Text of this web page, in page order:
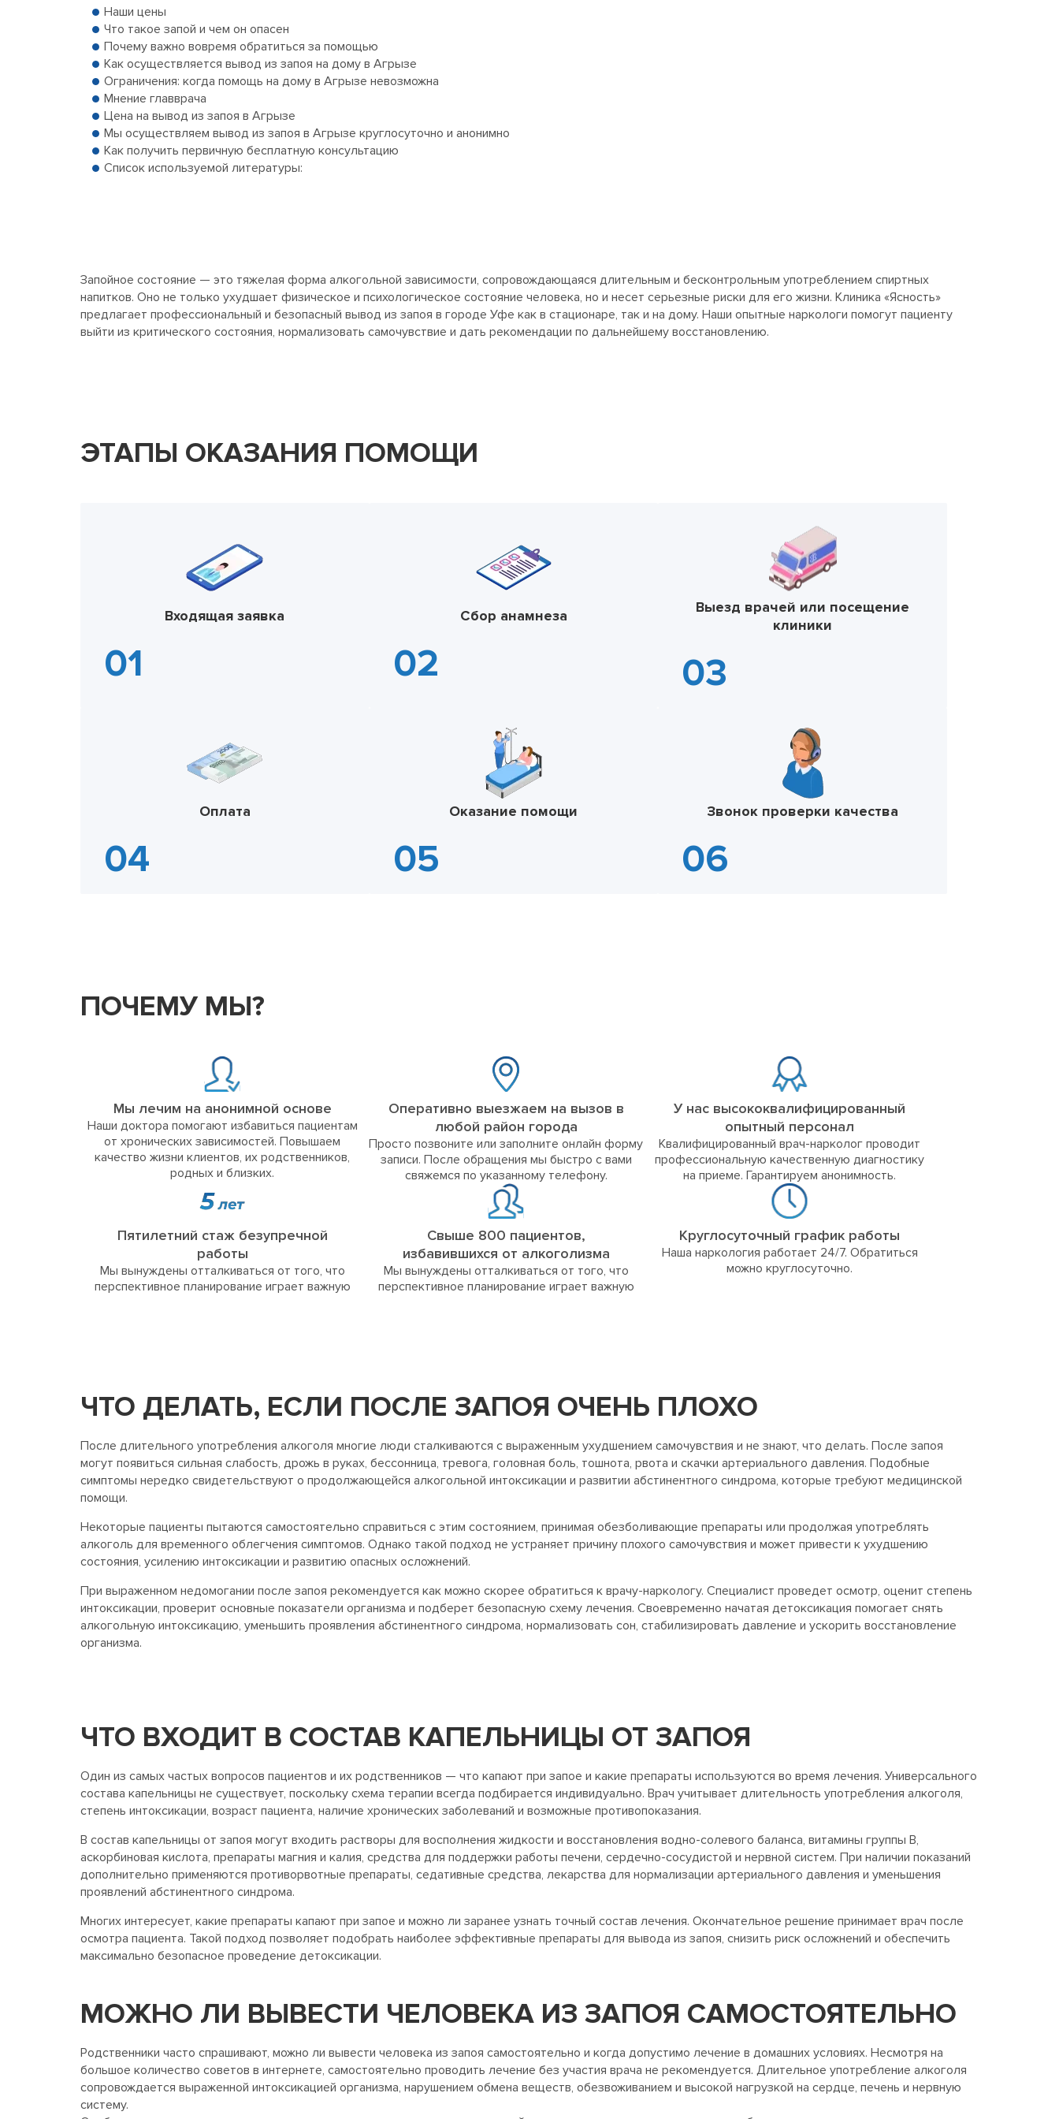
Наши цены
Что такое запой и чем он опасен
Почему важно вовремя обратиться за помощью
Как осуществляется вывод из запоя на дому в Агрызе
Ограничения: когда помощь на дому в Агрызе невозможна
Мнение главврача
Цена на вывод из запоя в Агрызе
Мы осуществляем вывод из запоя в Агрызе круглосуточно и анонимно
Как получить первичную бесплатную консультацию
Список используемой литературы:
Запойное состояние — это тяжелая форма алкогольной зависимости, сопровождающаяся длительным и бесконтрольным употреблением спиртных
напитков. Оно не только ухудшает физическое и психологическое состояние человека, но и несет серьезные риски для его жизни. Клиника «Ясность»
предлагает профессиональный и безопасный вывод из запоя в городе Уфе как в стационаре, так и на дому. Наши опытные наркологи помогут пациенту
выйти из критического состояния, нормализовать самочувствие и дать рекомендации по дальнейшему восстановлению.
ЭТАПЫ ОКАЗАНИЯ ПОМОЩИ
Входящая заявка Сбор анамнеза
Выезд врачей или посещение
клиники
Оплата Оказание помощи Звонок проверки качества
ПОЧЕМУ МЫ?
Мы лечим на анонимной основе
Наши доктора помогают избавиться пациентам
от хронических зависимостей. Повышаем
качество жизни клиентов, их родственников,
родных и близких.
Оперативно выезжаем на вызов в
любой район города
Просто позвоните или заполните онлайн форму
записи. После обращения мы быстро с вами
свяжемся по указанному телефону.
У нас высококвалифицированный
опытный персонал
Квалифицированный врач-нарколог проводит
профессиональную качественную диагностику
на приеме. Гарантируем анонимность.
Пятилетний стаж безупречной
работы
Мы вынуждены отталкиваться от того, что
перспективное планирование играет важную
Свыше 800 пациентов,
избавившихся от алкоголизма
Мы вынуждены отталкиваться от того, что
перспективное планирование играет важную
Круглосуточный график работы
Наша наркология работает 24/7. Обратиться
можно круглосуточно.
ЧТО ДЕЛАТЬ, ЕСЛИ ПОСЛЕ ЗАПОЯ ОЧЕНЬ ПЛОХО
После длительного употребления алкоголя многие люди сталкиваются с выраженным ухудшением самочувствия и не знают, что делать. После запоя
могут появиться сильная слабость, дрожь в руках, бессонница, тревога, головная боль, тошнота, рвота и скачки артериального давления. Подобные
симптомы нередко свидетельствуют о продолжающейся алкогольной интоксикации и развитии абстинентного синдрома, которые требуют медицинской
помощи.
Некоторые пациенты пытаются самостоятельно справиться с этим состоянием, принимая обезболивающие препараты или продолжая употреблять
алкоголь для временного облегчения симптомов. Однако такой подход не устраняет причину плохого самочувствия и может привести к ухудшению
состояния, усилению интоксикации и развитию опасных осложнений.
При выраженном недомогании после запоя рекомендуется как можно скорее обратиться к врачу-наркологу. Специалист проведет осмотр, оценит степень
интоксикации, проверит основные показатели организма и подберет безопасную схему лечения. Своевременно начатая детоксикация помогает снять
алкогольную интоксикацию, уменьшить проявления абстинентного синдрома, нормализовать сон, стабилизировать давление и ускорить восстановление
организма.
ЧТО ВХОДИТ В СОСТАВ КАПЕЛЬНИЦЫ ОТ ЗАПОЯ
Один из самых частых вопросов пациентов и их родственников — что капают при запое и какие препараты используются во время лечения. Универсального
состава капельницы не существует, поскольку схема терапии всегда подбирается индивидуально. Врач учитывает длительность употребления алкоголя,
степень интоксикации, возраст пациента, наличие хронических заболеваний и возможные противопоказания.
В состав капельницы от запоя могут входить растворы для восполнения жидкости и восстановления водно-солевого баланса, витамины группы B,
аскорбиновая кислота, препараты магния и калия, средства для поддержки работы печени, сердечно-сосудистой и нервной систем. При наличии показаний
дополнительно применяются противорвотные препараты, седативные средства, лекарства для нормализации артериального давления и уменьшения
проявлений абстинентного синдрома.
Многих интересует, какие препараты капают при запое и можно ли заранее узнать точный состав лечения. Окончательное решение принимает врач после
осмотра пациента. Такой подход позволяет подобрать наиболее эффективные препараты для вывода из запоя, снизить риск осложнений и обеспечить
максимально безопасное проведение детоксикации.
МОЖНО ЛИ ВЫВЕСТИ ЧЕЛОВЕКА ИЗ ЗАПОЯ САМОСТОЯТЕЛЬНО
Родственники часто спрашивают, можно ли вывести человека из запоя самостоятельно и когда допустимо лечение в домашних условиях. Несмотря на
большое количество советов в интернете, самостоятельно проводить лечение без участия врача не рекомендуется. Длительное употребление алкоголя
сопровождается выраженной интоксикацией организма, нарушением обмена веществ, обезвоживанием и высокой нагрузкой на сердце, печень и нервную
систему.